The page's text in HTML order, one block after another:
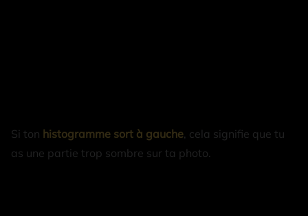
Si ton histogramme sort à gauche , cela signifie que tu
as une partie trop sombre sur ta photo.